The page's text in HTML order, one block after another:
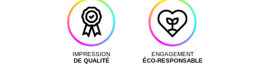
Création des documents d'exécution
Livraison & installation
IMPRESSION
DE QUALITÉ
ENGAGEMENT
ÉCO-RESPONSABLE